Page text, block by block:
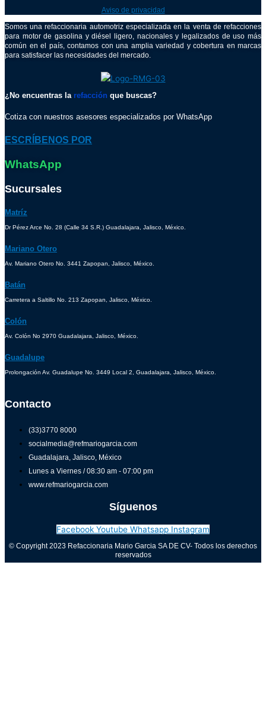
Aviso de privacidad
Somos una refaccionaria automotriz especializada en la venta de refacciones
para motor de gasolina y diésel ligero, nacionales y legalizados de uso más
común en el país, contamos con una amplia variedad y cobertura en marcas
para satisfacer las necesidades del mercado.
¿No encuentras la refacción que buscas?
Cotiza con nuestros asesores especializados por WhatsApp
ESCRÍBENOS POR
WhatsApp
Sucursales
Matríz
Dr Pérez Arce No. 28 (Calle 34 S.R.) Guadalajara, Jalisco, México.
Mariano Otero
Av. Mariano Otero No. 3441 Zapopan, Jalisco, México.
Batán
Carretera a Saltillo No. 213 Zapopan, Jalisco, México.
Colón
Av. Colón No 2970 Guadalajara, Jalisco, México.
Guadalupe
Prolongación Av. Guadalupe No. 3449 Local 2, Guadalajara, Jalisco, México.
Contacto
(33)3770 8000
socialmedia@refmariogarcia.com
Guadalajara, Jalisco, México
Lunes a Viernes / 08:30 am - 07:00 pm
www.refmariogarcia.com
Síguenos
Facebook Youtube Whatsapp Instagram
© Copyright 2023 Refaccionaria Mario Garcia SA DE CV- Todos los derechos
reservados